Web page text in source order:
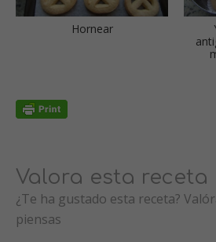
Hornear
Valora esta receta
¿Te ha gustado esta receta?
piensas